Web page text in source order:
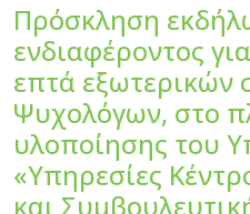
Πρόσκληση
ενδιαφέροντος
επτά εξωτερικών
Ψυχολόγων, στο
υλοποίησης του
«Υπηρεσίες
και